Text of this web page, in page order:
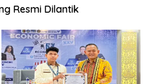
Resmi Dilantik